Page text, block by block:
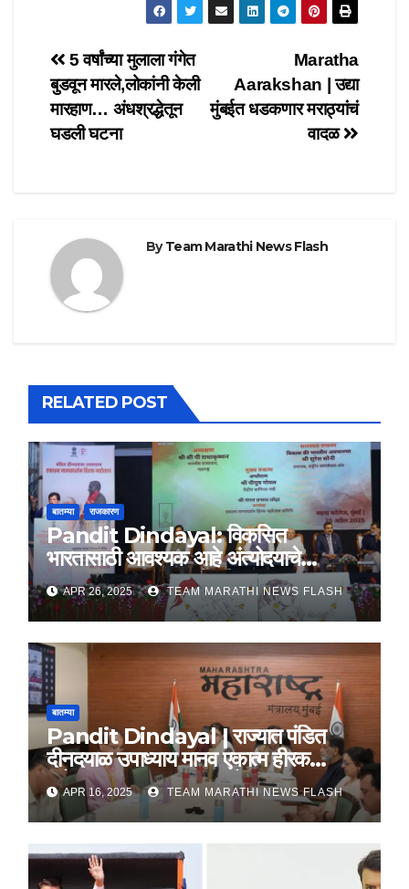
Post
navigation
Maratha
Aarakshan | उद्या
मुंबईत धडकणार मराठ्यांचं
वादळ
5 वर्षांच्या मुलाला गंगेत
बुडवून मारले,लोकांनी केली
मारहाण… अंधश्रद्धेतून
घडली घटना
ByTeam Marathi News Flash
RELATED POST
बातम्या राजकारण
Pandit Dindayal: विकसित
भारतासाठी आवश्यक आहे अंत्योदयाचे
तत्वज्ञान – राज्यपाल सी. पी. राधाकृष्णन
APR 26, 2025 TEAM MARATHI NEWS FLASH
बातम्या
Pandit Dindayal | राज्यात पंडित
दीनदयाळ उपाध्याय मानव एकात्म हीरक
महोत्सव, 22-25 दरम्यान होणार साजरा
APR 16, 2025 TEAM MARATHI NEWS FLASH